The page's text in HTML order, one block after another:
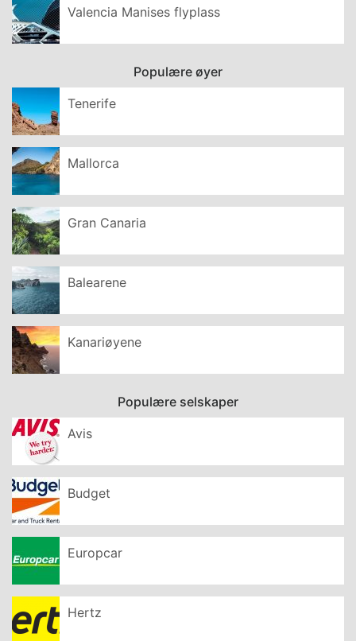
Valencia Manises flyplass
Populære øyer
Tenerife
Mallorca
Gran Canaria
Balearene
Kanariøyene
Populære selskaper
Avis
Budget
Europcar
Hertz